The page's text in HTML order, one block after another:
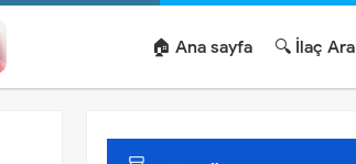
🔍 İlaç Ara
🏠 Ana sayfa